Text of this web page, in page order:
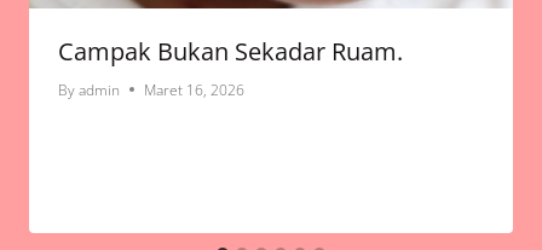
Campak Bukan Sekadar Ruam.
Byadmin Maret 16, 2026